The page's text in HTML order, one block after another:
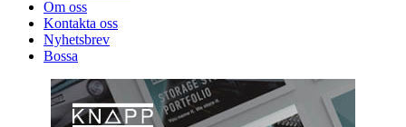
Om oss
Kontakta oss
Nyhetsbrev
Bossa